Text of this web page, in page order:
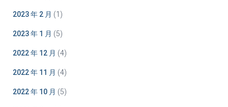
2023 年 2 月 (1)
2023 年 1 月 (5)
2022 年 12 月 (4)
2022 年 11 月 (4)
2022 年 10 月 (5)